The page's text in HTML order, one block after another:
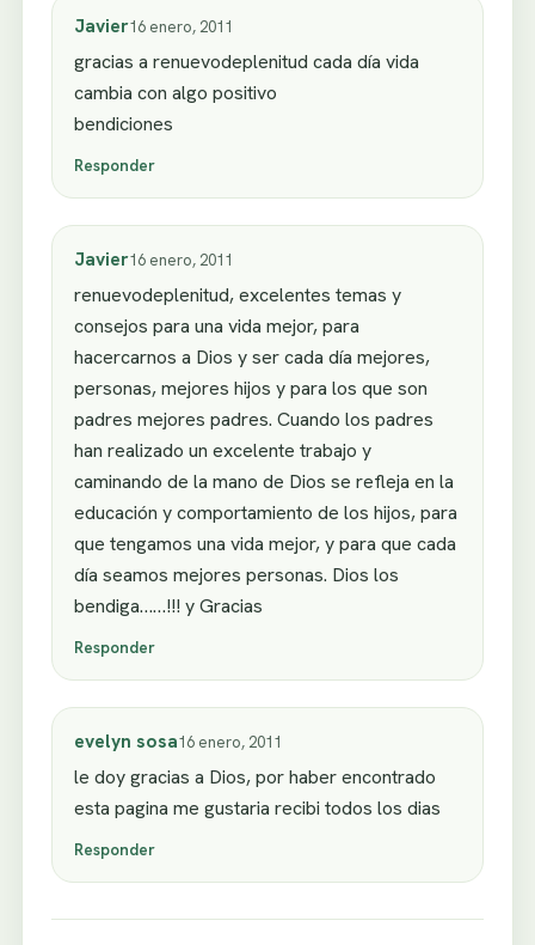
Javier16 enero, 2011
gracias a renuevodeplenitud cada día vida
cambia con algo positivo
bendiciones
Responder
Javier16 enero, 2011
renuevodeplenitud, excelentes temas y
consejos para una vida mejor, para
hacercarnos a Dios y ser cada día mejores,
personas, mejores hijos y para los que son
padres mejores padres. Cuando los padres
han realizado un excelente trabajo y
caminando de la mano de Dios se refleja en la
educación y comportamiento de los hijos, para
que tengamos una vida mejor, y para que cada
día seamos mejores personas. Dios los
bendiga……!!! y Gracias
Responder
evelyn sosa16 enero, 2011
le doy gracias a Dios, por haber encontrado
esta pagina me gustaria recibi todos los dias
Responder